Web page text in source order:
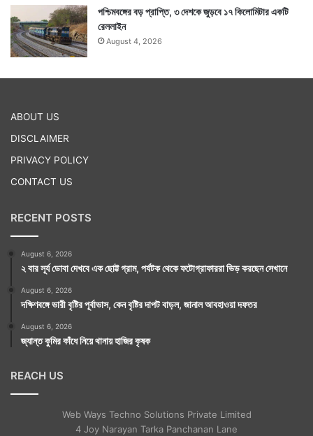
পশ্চিমবঙ্গের বড় প্রাপ্তি, ৩ দেশকে জুড়বে ১৭ কিলোমিটার একটি
রেললাইন
August 4, 2026
ABOUT US
DISCLAIMER
PRIVACY POLICY
CONTACT US
RECENT POSTS
August 6, 2026
২ বার সূর্য ডোবা দেখবে এক ছোট্ট গ্রাম, পর্যটক থেকে ফটোগ্রাফাররা ভিড় করছেন সেখানে
August 6, 2026
দক্ষিণবঙ্গে ভারী বৃষ্টির পূর্বাভাস, কেন বৃষ্টির দাপট বাড়ল, জানাল আবহাওয়া দফতর
August 6, 2026
জ্যান্ত কুমির কাঁধে নিয়ে থানায় হাজির কৃষক
REACH US
Web Ways Techno Solutions Private Limited
4 Joy Narayan Tarka Panchanan Lane